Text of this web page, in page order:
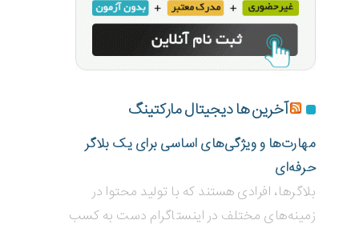
آخرین ها دیجیتال مارکتینگ
مهارت‌ها و ویژگی‌های اساسی برای یک بلاگر
حرفه‌ای
بلاگر‌ها، افرادی هستند که با تولید محتوا در
زمینه‌های مختلف در اینستاگرام دست به کسب